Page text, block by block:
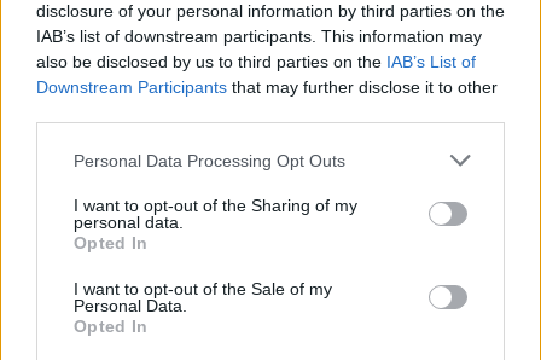
disclosure of your personal information by third parties on the
IAB’s list of downstream participants. This information may
also be disclosed by us to third parties on the IAB’s List of
Downstream Participants that may further disclose it to other
Please note that this website/app uses one or more Google
not limited to your visit or usage behaviour. You may click to
grant or deny consent to Google and its third-party tags to
use your data for below specified purposes in below Google
consent section.
Personal Data Processing Opt Outs
I want to opt-out of the Sharing of my
personal data.
Opted In
I want to opt-out of the Sale of my
Personal Data.
Opted In
Μέχρι στιγμής έχουν εξιχνιαστεί 32 υποθέσεις
διαρρήξεων σπιτιών σε Αττική, Άρτα, Πάτρα,
εκτιμώνται από την ΕΛ.ΑΣ. ότι ξεπερνούν τα
170.000 ευρώ.